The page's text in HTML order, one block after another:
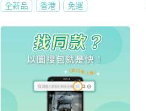
全新品 香港 免運